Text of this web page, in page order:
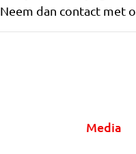
Neem dan contact met
Media